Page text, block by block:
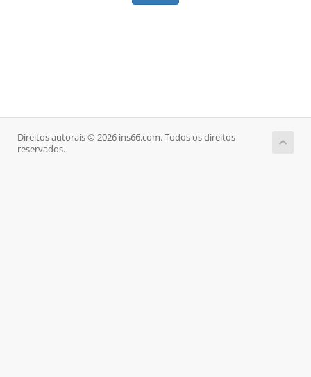
Direitos autorais © 2026 ins66.com. Todos os direitos
reservados.